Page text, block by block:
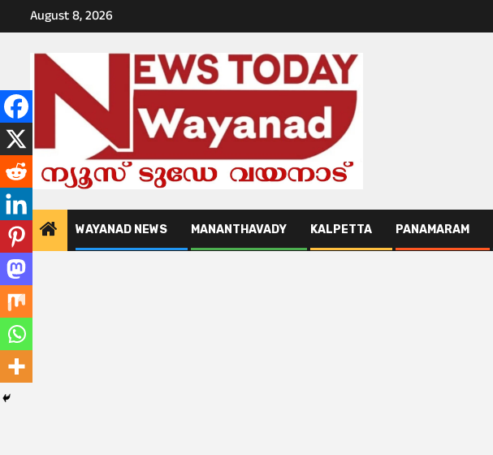
to
August 8, 2026
WAYANAD NEWS MANANTHAVADY KALPETTA PANAMARAM